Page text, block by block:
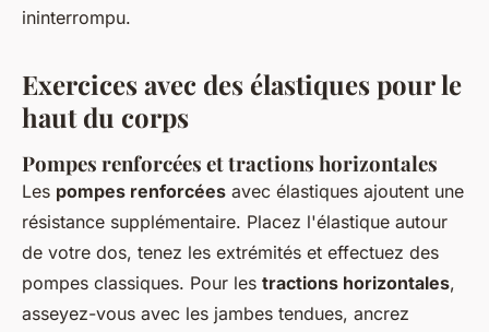
ininterrompu.
Exercices avec des élastiques pour le
haut du corps
Pompes renforcées et tractions horizontales
Les pompes renforcées avec élastiques ajoutent une
résistance supplémentaire. Placez l'élastique autour
de votre dos, tenez les extrémités et effectuez des
pompes classiques. Pour les tractions horizontales,
asseyez-vous avec les jambes tendues, ancrez